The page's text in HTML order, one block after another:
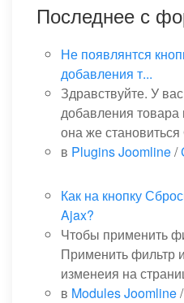
Последнее с
Не появлянтся
добавления т...
Здравствуйте. У
добавления товара
она же
в Plugins Joomline/
Как на кнопку
Ajax?
Чтобы применить
Применить фильтр
изменеия на
в Modules Joomline/